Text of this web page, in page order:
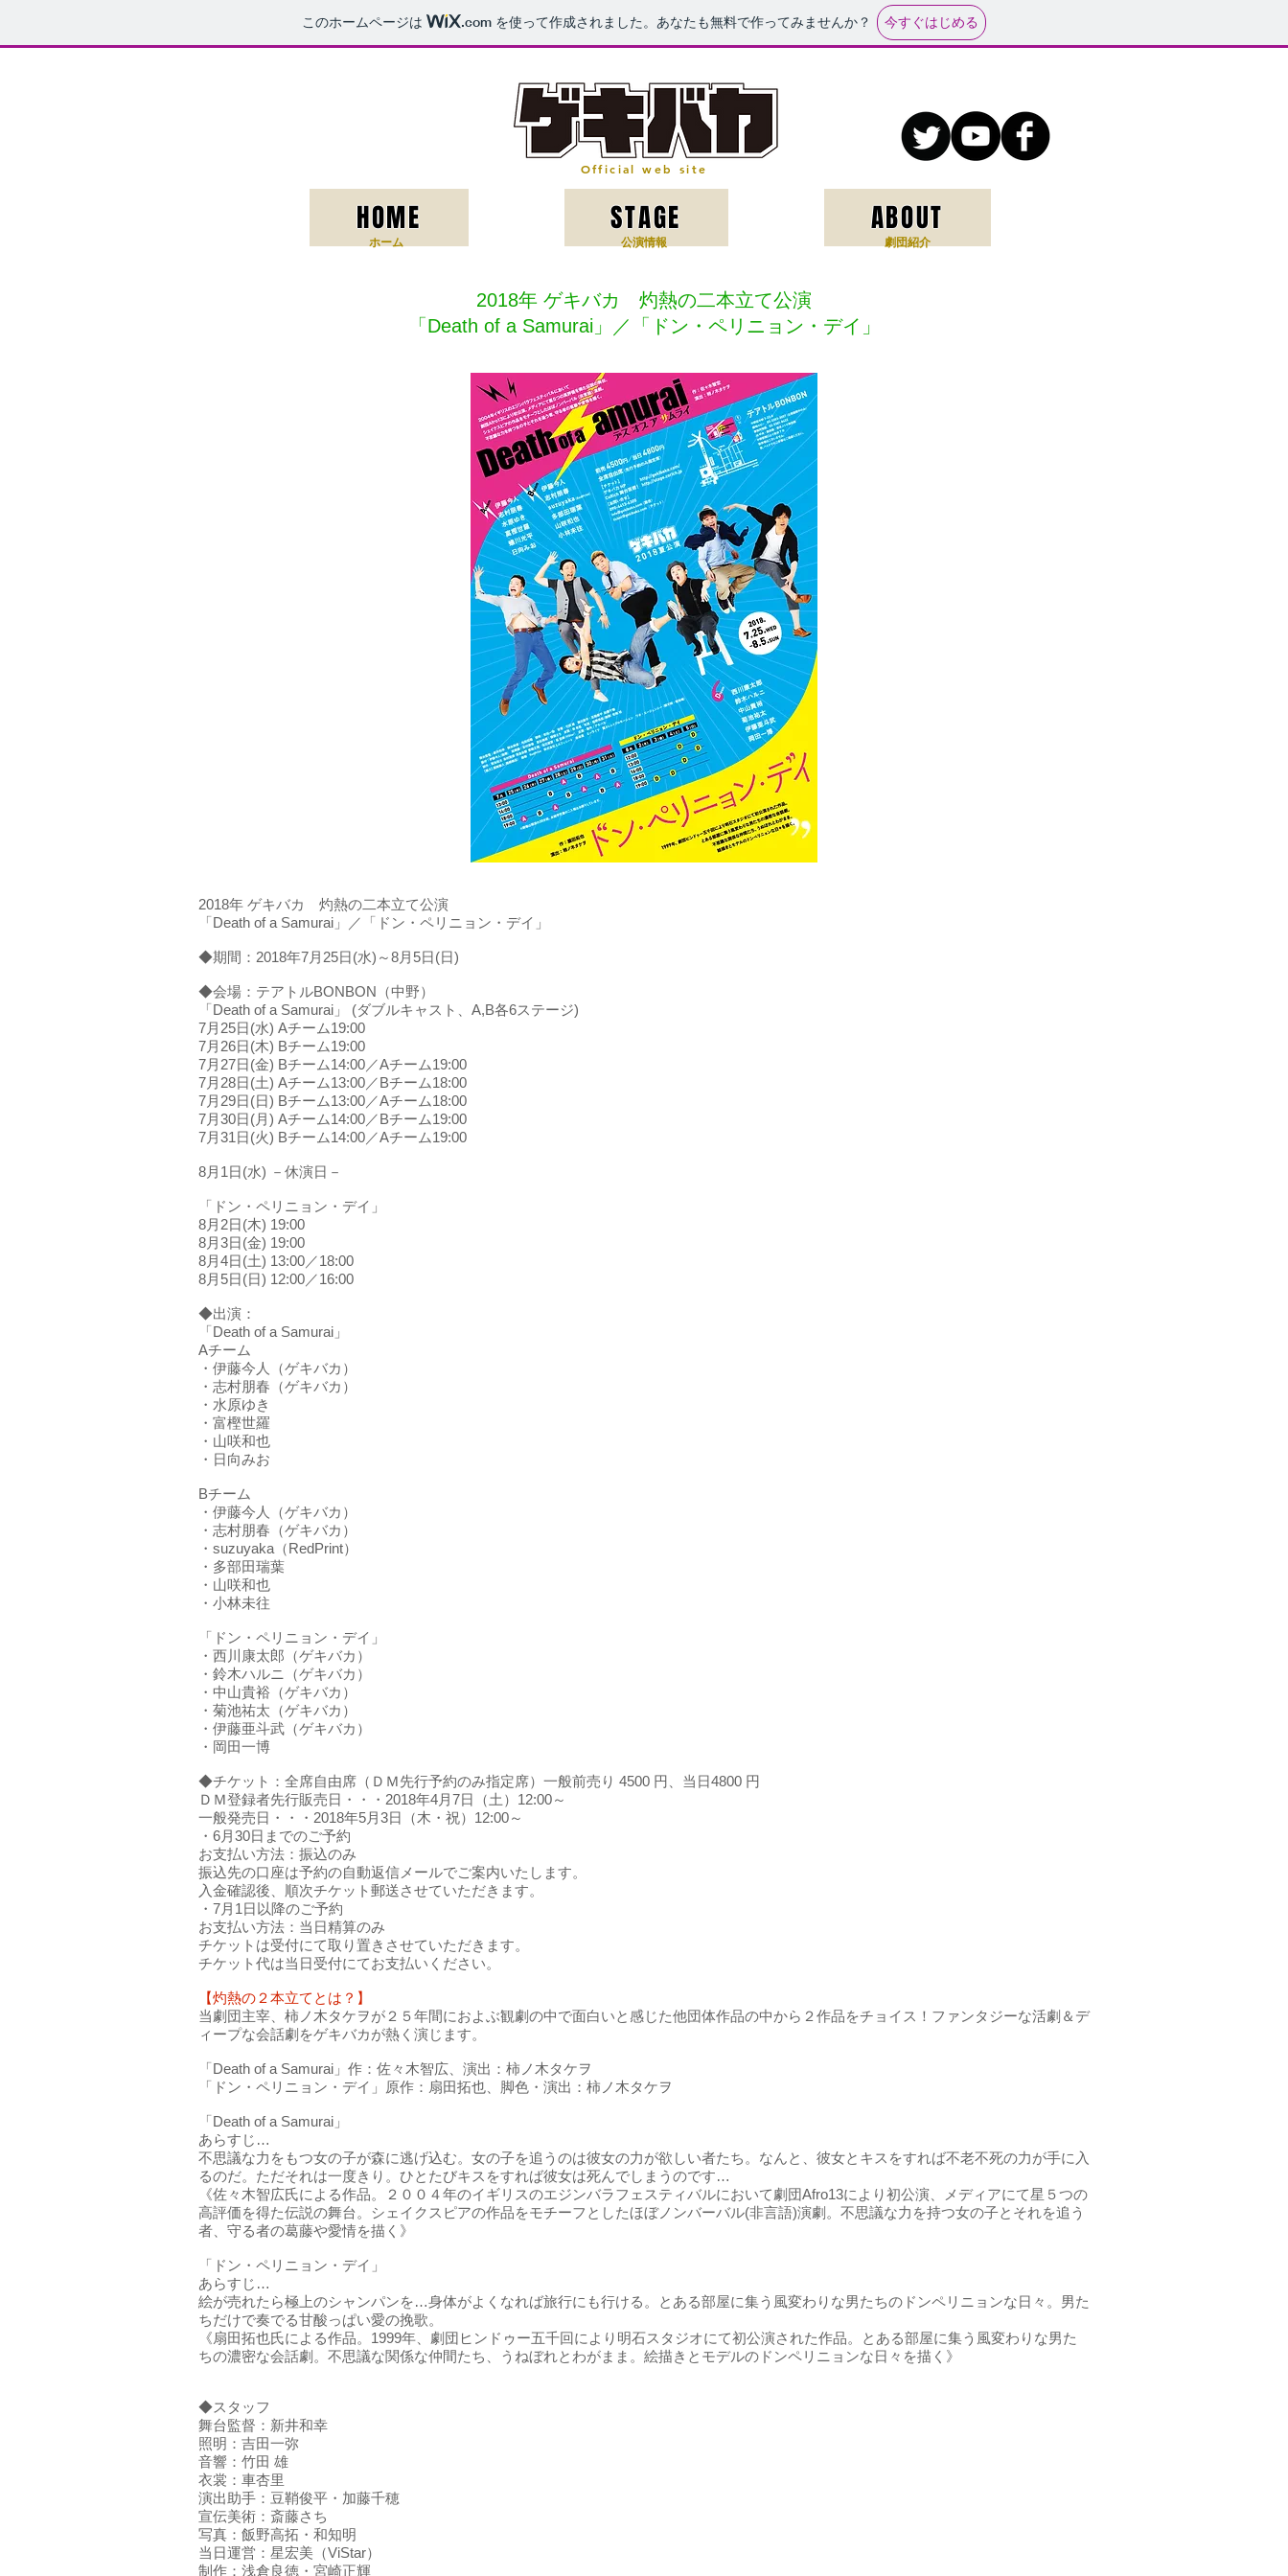
このホームページは .com を使って作成されました。あなたも無料で作ってみませんか？ 今すぐはじめる
Official web site
HOME STAGE ABOUT
​ホーム ​劇団紹介
​公演情報
2018年 ゲキバカ 灼熱の二本立て公演
「Death of a Samurai」／「ドン・ペリニョン・デイ」
2018年 ゲキバカ 灼熱の二本立て公演
「Death of a Samurai」／「ドン・ペリニョン・デイ」
◆期間：2018年7月25日(水)～8月5日(日)
◆会場：テアトルBONBON（中野）
「Death of a Samurai」 (ダブルキャスト、A,B各6ステージ)
7月25日(水) Aチーム19:00
7月26日(木) Bチーム19:00
7月27日(金) Bチーム14:00／Aチーム19:00
7月28日(土) Aチーム13:00／Bチーム18:00
7月29日(日) Bチーム13:00／Aチーム18:00
7月30日(月) Aチーム14:00／Bチーム19:00
7月31日(火) Bチーム14:00／Aチーム19:00
8月1日(水) －休演日－
「ドン・ペリニョン・デイ」
8月2日(木) 19:00
8月3日(金) 19:00
8月4日(土) 13:00／18:00
8月5日(日) 12:00／16:00
◆出演：
「Death of a Samurai」
Aチーム
・伊藤今人（ゲキバカ）
・志村朋春（ゲキバカ）
・水原ゆき
・富樫世羅
・山咲和也
・日向みお
Bチーム
・伊藤今人（ゲキバカ）
・志村朋春（ゲキバカ）
・suzuyaka（RedPrint）
・多部田瑞葉
・山咲和也
・小林未往
「ドン・ペリニョン・デイ」
・西川康太郎（ゲキバカ）
・鈴木ハルニ（ゲキバカ）
・中山貴裕（ゲキバカ）
・菊池祐太（ゲキバカ）
・伊藤亜斗武（ゲキバカ）
・岡田一博
◆チケット：全席自由席（ＤＭ先⾏予約のみ指定席）⼀般前売り 4500 円、当日4800 円
ＤＭ登録者先行販売日・・・2018年4月7日（土）12:00～
⼀般発売日・・・2018年5月3日（木・祝）12:00～
・6月30日までのご予約
お支払い方法：振込のみ
振込先の口座は予約の自動返信メールでご案内いたします。
入金確認後、順次チケット郵送させていただきます。
・7月1日以降のご予約
お支払い方法：当日精算のみ
チケットは受付にて取り置きさせていただきます。
チケット代は当日受付にてお支払いください。
【灼熱の２本立てとは？】
当劇団主宰、柿ノ木タケヲが２５年間におよぶ観劇の中で面白いと感じた他団体作品の中から２作品をチョイス！ファンタジーな活劇＆デ
ィープな会話劇をゲキバカが熱く演じます。
「Death of a Samurai」作：佐々木智広、演出：柿ノ木タケヲ
「ドン・ペリニョン・デイ」原作：扇⽥拓也、脚色・演出：柿ノ木タケヲ
「Death of a Samurai」
あらすじ…
不思議な力をもつ女の子が森に逃げ込む。女の子を追うのは彼女の力が欲しい者たち。なんと、彼女とキスをすれば不老不死の力が手に入
るのだ。ただそれは一度きり。ひとたびキスをすれば彼女は死んでしまうのです…
《佐々木智広氏による作品。２００４年のイギリスのエジンバラフェスティバルにおいて劇団Afro13により初公演、メディアにて星５つの
高評価を得た伝説の舞台。シェイクスピアの作品をモチーフとしたほぼノンバーバル(非言語)演劇。不思議な力を持つ女の子とそれを追う
者、守る者の葛藤や愛情を描く》
「ドン・ペリニョン・デイ」
あらすじ…
絵が売れたら極上のシャンパンを…身体がよくなれば旅行にも行ける。とある部屋に集う風変わりな男たちのドンペリニョンな日々。男た
ちだけで奏でる甘酸っぱい愛の挽歌。
《扇田拓也氏による作品。1999年、劇団ヒンドゥー五千回により明石スタジオにて初公演された作品。とある部屋に集う風変わりな男た
ちの濃密な会話劇。不思議な関係な仲間たち、うねぼれとわがまま。絵描きとモデルのドンペリニョンな日々を描く》
◆スタッフ
舞台監督：新井和幸
照明：吉田⼀弥
⾳響：竹田 雄
衣裳：車杏里
演出助手：豆鞘俊平・加藤千穂
宣伝美術：斎藤さち
写真：飯野高拓・和知明
当日運営：星宏美（ViStar）
制作：浅倉良徳・宮崎正輝